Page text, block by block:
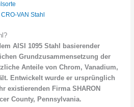
VAN Stahl
AISI 1095 Stahl basierender
Grundzusammensetzung der
Anteile von Chrom, Vanadium,
Entwickelt wurde er ursprünglich
existierenden Firma SHARON
County, Pennsylvania.